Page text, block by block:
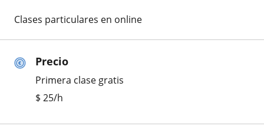
Precio
Primera clase gratis
$ 25/h
Clases particulares en online